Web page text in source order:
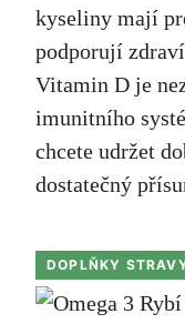
kyseliny mají
podporují
Vitamin D je
imunitního
chcete udržet
dostatečný
DOPLŇKY